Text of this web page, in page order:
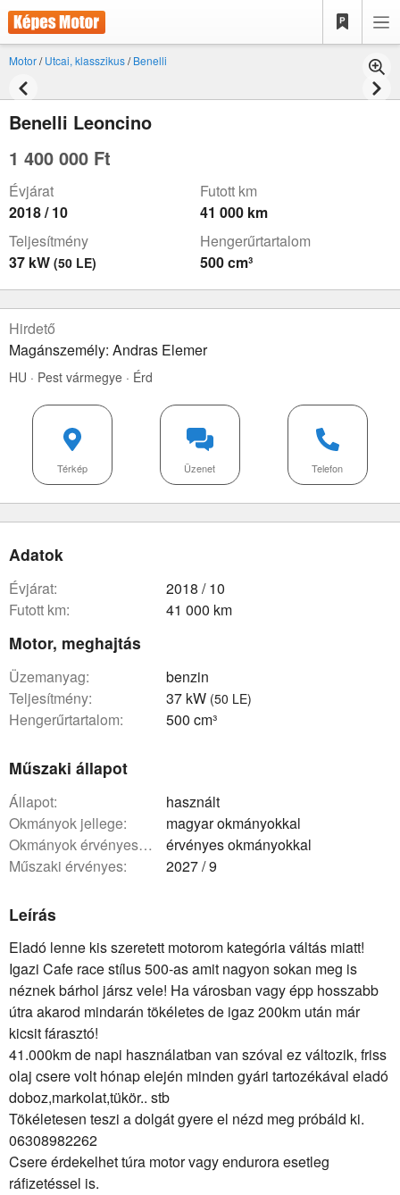
Motor/Utcai, klasszikus/Benelli
Benelli Leoncino
1 400 000 Ft
Évjárat
2018 / 10
Futott km
41 000 km
Teljesítmény
37 kW (50 LE)
Hengerűrtartalom
500 cm³
Hirdető
Magánszemély: Andras Elemer
HU · Pest vármegye · Érd
Telefon
Üzenet
Térkép
Adatok
évjárat:
2018 / 10
futott km:
41 000 km
Motor, meghajtás
üzemanyag:
benzin
teljesítmény:
37 kW (50 LE)
hengerűrtartalom: 500 cm³
Műszaki állapot
állapot:
használt
okmányok jellege:
magyar okmányokkal
okmányok érvényessége:
érvényes okmányokkal
műszaki érvényes:
2027 / 9
Leírás
Eladó lenne kis szeretett motorom kategória váltás miatt!
Igazi Cafe race stílus 500-as amit nagyon sokan meg is
néznek bárhol jársz vele! Ha városban vagy épp hosszabb
útra akarod mindarán tökéletes de igaz 200km után már
kicsit fárasztó!
41.000km de napi használatban van szóval ez változik, friss
olaj csere volt hónap elején minden gyári tartozékával eladó
doboz,markolat,tükör.. stb
Tökéletesen teszi a dolgát gyere el nézd meg próbáld ki.
06308982262
Csere érdekelhet túra motor vagy endurora esetleg
ráfizetéssel is.